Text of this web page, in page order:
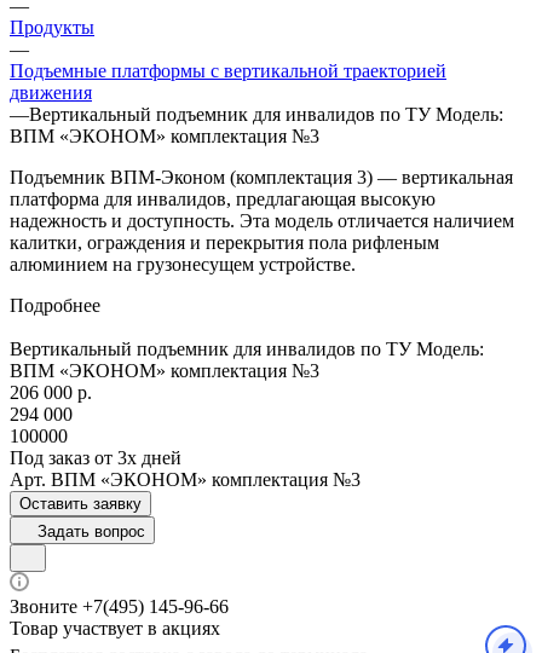
—
Продукты
—
Подъемные платформы с вертикальной траекторией
движения
—Вертикальный подъемник для инвалидов по ТУ Модель:
ВПМ «ЭКОНОМ» комплектация №3
Подъемник ВПМ-Эконом (комплектация 3) — вертикальная
платформа для инвалидов, предлагающая высокую
надежность и доступность. Эта модель отличается наличием
калитки, ограждения и перекрытия пола рифленым
алюминием на грузонесущем устройстве.
Подробнее
Вертикальный подъемник для инвалидов по ТУ Модель:
ВПМ «ЭКОНОМ» комплектация №3
206 000 р.
294 000
100000
Под заказ от 3х дней
Арт. ВПМ «ЭКОНОМ» комплектация №3
Оставить заявку
Задать вопрос
Звоните +7(495) 145-96-66
Товар участвует в акциях